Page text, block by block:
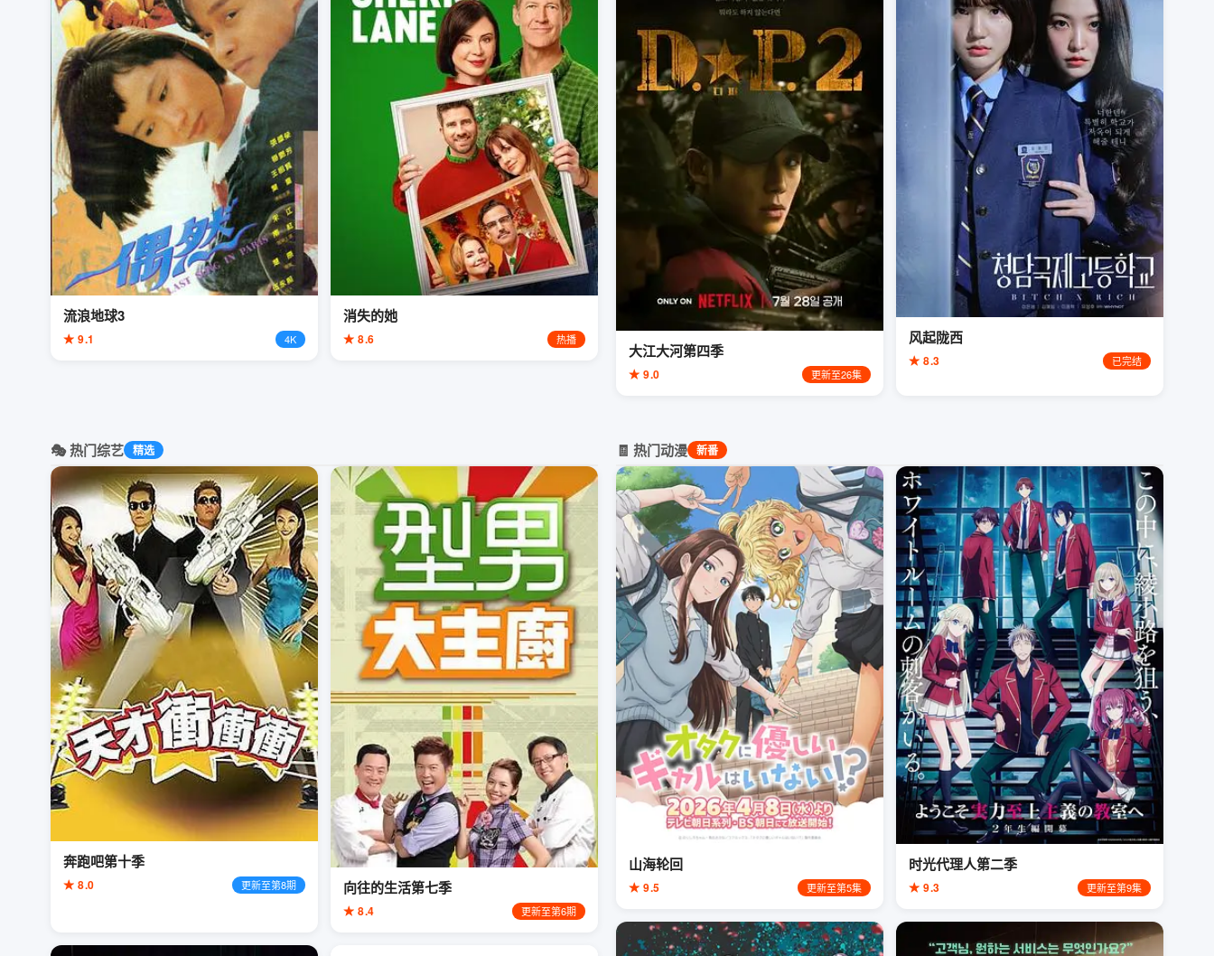
流浪地球3
★ 9.1 4K
消失的她
★ 8.6 热播
大江大河第四季
★ 9.0 更新至26集
风起陇西
★ 8.3 已完结
🎭 热门综艺 精选
奔跑吧第十季
★ 8.0 更新至第8期 向往的生活第七季
★ 8.4 更新至第6期
🧾 热门动漫 新番
山海轮回
★ 9.5 更新至第5集
时光代理人第二季
★ 9.3 更新至第9集